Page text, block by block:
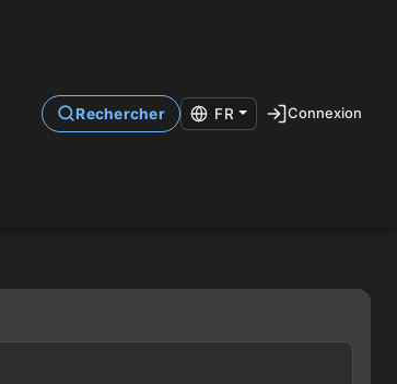
Rechercher FR Connexion